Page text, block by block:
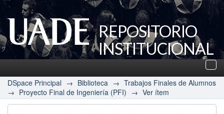
REPOSITORIO
INSTITUCIONAL
UADE
DSpace Principal → Biblioteca → Trabajos Finales de Alumnos
→ Proyecto Final de Ingeniería (PFI) → Ver ítem